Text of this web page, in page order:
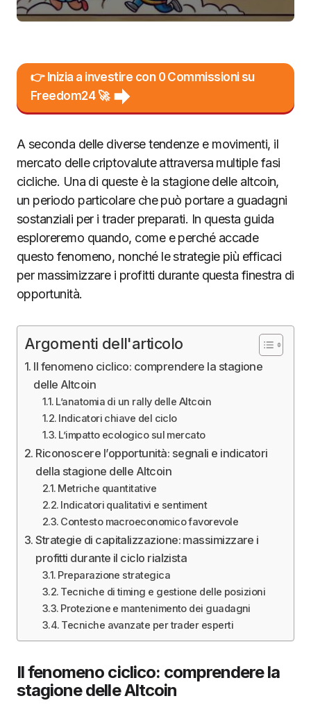
👉 Inizia a investire con 0 Commissioni su
Freedom24 🚀
A seconda delle diverse tendenze e movimenti, il
mercato delle criptovalute attraversa multiple fasi
cicliche. Una di queste è la stagione delle altcoin,
un periodo particolare che può portare a guadagni
sostanziali per i trader preparati. In questa guida
esploreremo quando, come e perché accade
questo fenomeno, nonché le strategie più efficaci
per massimizzare i profitti durante questa finestra di
opportunità.
Argomenti dell'articolo
Il fenomeno ciclico: comprendere la stagione
delle Altcoin
L’anatomia di un rally delle Altcoin
Indicatori chiave del ciclo
L’impatto ecologico sul mercato
Riconoscere l’opportunità: segnali e indicatori
della stagione delle Altcoin
Metriche quantitative
Indicatori qualitativi e sentiment
Contesto macroeconomico favorevole
Strategie di capitalizzazione: massimizzare i
profitti durante il ciclo rialzista
Preparazione strategica
Tecniche di timing e gestione delle posizioni
Protezione e mantenimento dei guadagni
Tecniche avanzate per trader esperti
Il fenomeno ciclico: comprendere la
stagione delle Altcoin